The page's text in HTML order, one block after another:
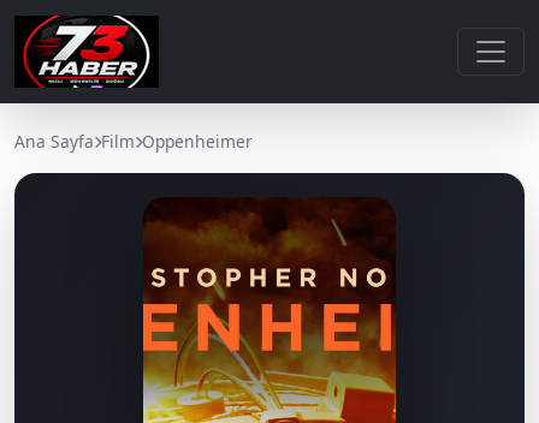
Ana Sayfa Film Oppenheimer